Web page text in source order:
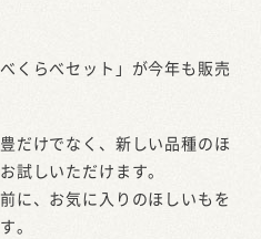
くらべセット」が今年も販売
だけでなく、新しい品種のほ
試しいただけます。
に、お気に入りのほしいもを
。